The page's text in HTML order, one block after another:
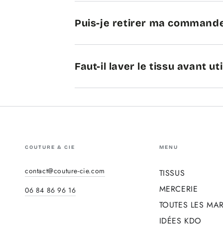
Puis-je retirer ma
Faut-il laver le tissu avant
COUTURE & CIE
contact@couture-cie.com
06 84 86 96 16
MENU
TISSUS
MERCERIE
TOUTES LES
IDÉES KDO